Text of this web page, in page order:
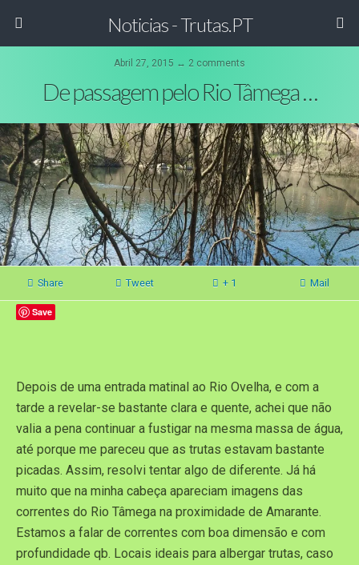
Noticias - Trutas.PT
Abril 27, 2015 ↔ 2 comments
De passagem pelo Rio Tâmega …
Share Tweet + 1 Mail
Save
Depois de uma entrada matinal ao Rio Ovelha, e com a
tarde a revelar-se bastante clara e quente, achei que não
valia a pena continuar a fustigar na mesma massa de água,
até porque me pareceu que as trutas estavam bastante
picadas. Assim, resolvi tentar algo de diferente. Já há
muito que na minha cabeça apareciam imagens das
correntes do Rio Tâmega na proximidade de Amarante.
Estamos a falar de correntes com boa dimensão e com
profundidade qb. Locais ideais para albergar trutas, caso